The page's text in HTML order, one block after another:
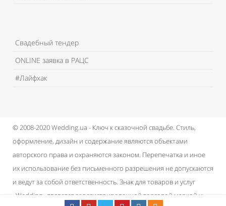
Свадебный тендер
ONLINE заявка в РАЦС
#Лайфхак
© 2008-2020 Wedding.ua - Ключ к сказочной свадьбе. Стиль,
оформление, дизайн и содержание являются объектами
авторского права и охраняются законом. Перепечатка и иное
их использование без письменного разрешения не допускаются
и ведут за собой ответственность. Знак для товаров и услуг
«Wedding» является зарегистрированной торговой маркой и